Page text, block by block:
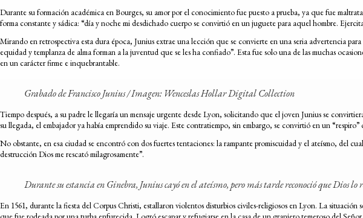
Durante su formación académica en Bourges, su amor por el conocimiento fue puesto a prueba, ya que fue
forma constante y sádica: “día y noche mi desdichado cuerpo se convirtió en un juguete para aquel hombre.
Mirando en retrospectiva esta dura época, Junius extrae una lección que se convierte en una seria advertencia
equidad y templanza de alma forman a la juventud que se les ha confiado”. Esta fue solo una de las muchas
en un carácter firme e inquebrantable.
Grabado de Francisco Junius / Imagen: Wenceslas Hollar Digital Collection
Tiempo después, a su padre le llegaría un mensaje urgente desde Lyon, solicitando que el joven Junius se
su llegada, el embajador ya había emprendido su viaje. Este contratiempo, sin embargo, se convirtió en un
No obstante, en esa ciudad se encontró con dos fuertes tentaciones: la rampante promiscuidad y el ateísmo, del
destrucción Dios me rescató milagrosamente”.
Durante su estancia en Ginebra, Junius cayó en el ateísmo, pero más tarde reconoció que Dios
En 1561, durante la fiesta del Corpus Christi, estallaron violentos disturbios civiles-religiosos en Lyon. La